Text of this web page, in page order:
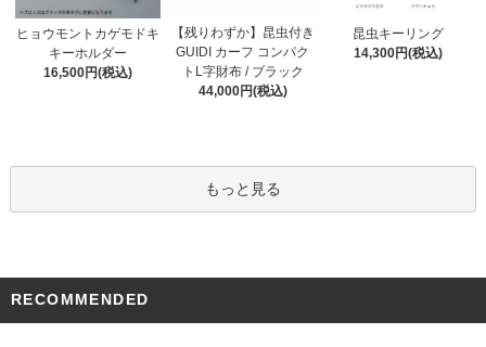
ヒョウモントカゲモドキ
キーホルダー
16,500円(税込)
【残りわずか】昆虫付き
GUIDI カーフ コンパク
トL字財布 / ブラック
44,000円(税込)
昆虫キーリング
14,300円(税込)
もっと見る
RECOMMENDED